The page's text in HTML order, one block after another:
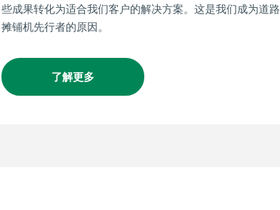
些成果转化为适合我们客户的解决方案。这是我们成为道路
摊铺机先行者的原因。
了解更多